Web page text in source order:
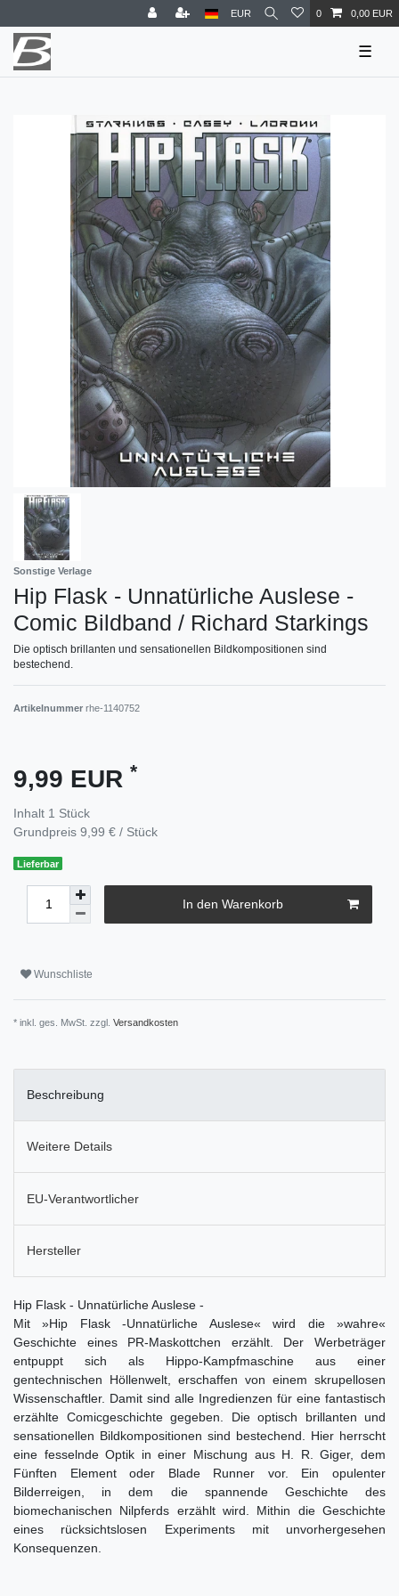
EUR 0 0,00 EUR
☰
Sonstige Verlage
Hip Flask - Unnatürliche Auslese -
Comic Bildband / Richard Starkings
Die optisch brillanten und sensationellen Bildkompositionen sind
bestechend.
Artikelnummer rhe-1140752
9,99 EUR *
Inhalt 1 Stück
Grundpreis 9,99 € / Stück
Lieferbar
In den Warenkorb
Wunschliste
* inkl. ges. MwSt. zzgl. Versandkosten
Beschreibung
Weitere Details
EU-Verantwortlicher
Hersteller
Hip Flask - Unnatürliche Auslese -
Mit »Hip Flask -Unnatürliche Auslese« wird die »wahre«
Geschichte eines PR-Maskottchen erzählt. Der Werbeträger
entpuppt sich als Hippo-Kampfmaschine aus einer
gentechnischen Höllenwelt, erschaffen von einem skrupellosen
Wissenschaftler. Damit sind alle Ingredienzen für eine fantastisch
erzählte Comicgeschichte gegeben. Die optisch brillanten und
sensationellen Bildkompositionen sind bestechend. Hier herrscht
eine fesselnde Optik in einer Mischung aus H. R. Giger, dem
Fünften Element oder Blade Runner vor. Ein opulenter
Bilderreigen, in dem die spannende Geschichte des
biomechanischen Nilpferds erzählt wird. Mithin die Geschichte
eines rücksichtslosen Experiments mit unvorhergesehen
Konsequenzen.